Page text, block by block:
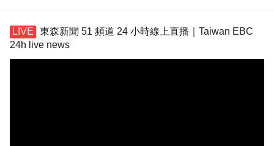
東森新聞 51 頻道 24 小時線上直播｜Taiwan EBC
24h live news